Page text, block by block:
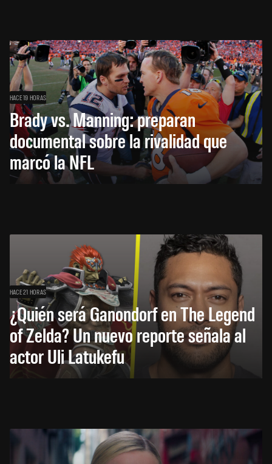
HACE 19 HORAS
Brady vs. Manning: preparan
documental sobre la rivalidad que
marcó la NFL
HACE 21 HORAS
¿Quién será Ganondorf en The Legend
of Zelda? Un nuevo reporte señala al
actor Uli Latukefu